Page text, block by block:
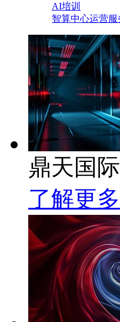
AI培训
智算中心运营服
鼎天国
了解更多